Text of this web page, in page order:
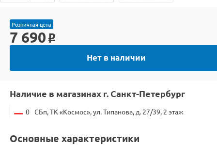
Розничная цена
7 690 o
Нет в наличии
Наличие в магазинах г. Санкт-Петербург
0 СБп, ТК «Космос», ул. Типанова, д. 27/39, 2 этаж
Основные характеристики